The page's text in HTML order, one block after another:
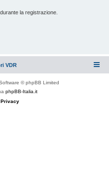
la registrazione.
VDR
© phpBB Limited
phpBB-Italia.it
Privacy